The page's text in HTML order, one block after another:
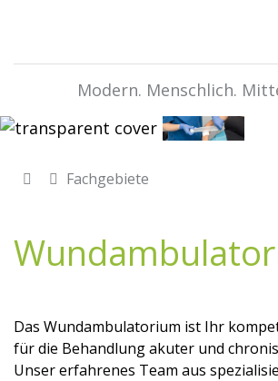
Modern. Menschlich.
Fachgebiete
Das Wundambulatorium ist Ihr
für die Behandlung akuter und
Unser erfahrenes Team aus